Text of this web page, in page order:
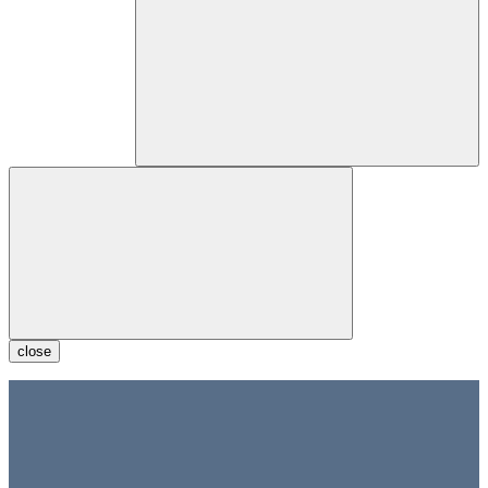
close